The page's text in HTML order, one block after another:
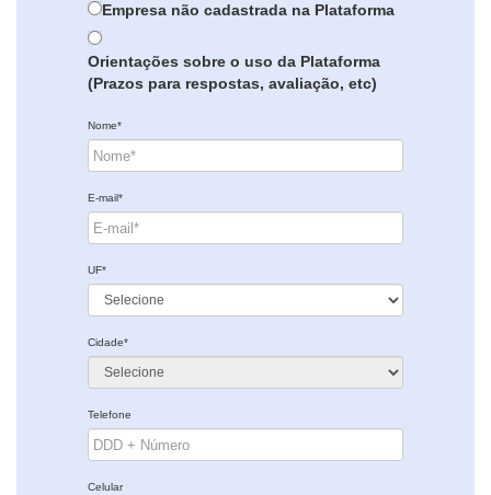
Empresa não cadastrada na Plataforma
Orientações sobre o uso da Plataforma
(Prazos para respostas, avaliação, etc)
Nome*
E-mail*
UF*
Cidade*
Telefone
Celular